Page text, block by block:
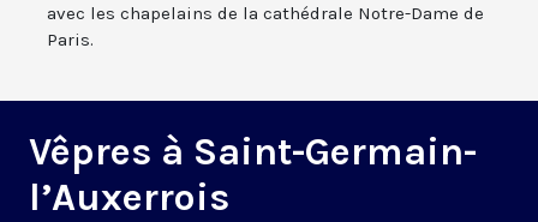
avec les chapelains de la cathédrale Notre-Dame de
Paris.
Vêpres à Saint-Germain-
l’Auxerrois